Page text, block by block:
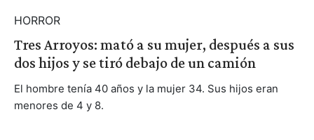
HORROR
Tres Arroyos: mató a su mujer, después a sus
dos hijos y se tiró debajo de un camión
El hombre tenía 40 años y la mujer 34. Sus hijos eran
menores de 4 y 8.